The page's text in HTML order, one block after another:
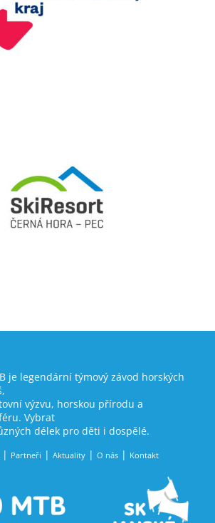
je legendární týmový závod horských
výzvu, horskou přírodu a
Vybrat
délek pro děti i dospělé.
Partneři Aktuality O nás Kontakt